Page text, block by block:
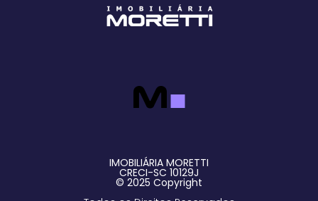
IMOBILIÁRIA MORETTI
CRECI-SC 10129J
© 2025 Copyright